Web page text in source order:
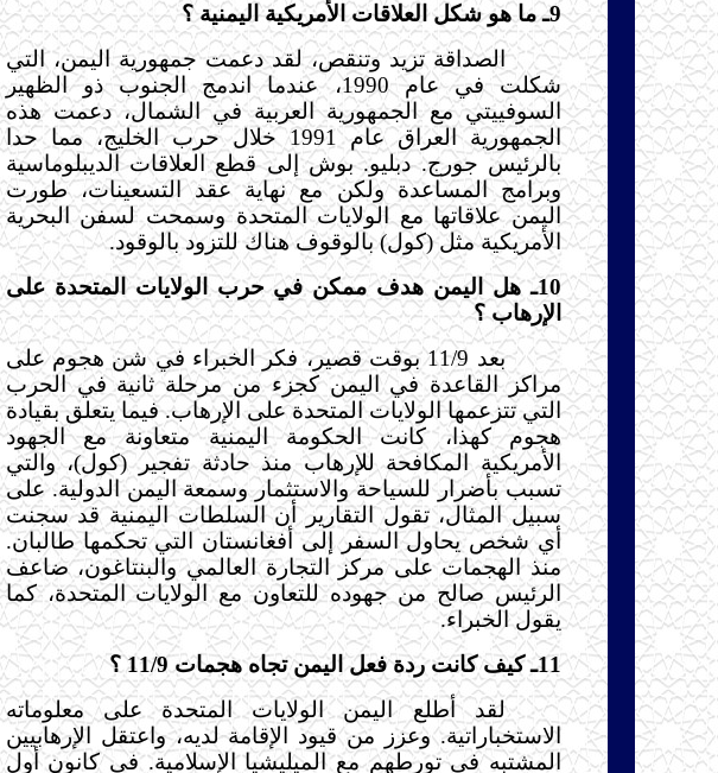
9ـ ما هو شكل العلاقات الأمريكية اليمنية ؟
الصداقة تزيد وتنقص، لقد دعمت جمهورية اليمن، التي
شكلت في عام 1990، عندما اندمج الجنوب ذو الظهير
السوفييتي مع الجمهورية العربية في الشمال، دعمت هذه
الجمهورية العراق عام 1991 خلال حرب الخليج، مما حدا
بالرئيس جورج. دبليو. بوش إلى قطع العلاقات الديبلوماسية
وبرامج المساعدة ولكن مع نهاية عقد التسعينات، طورت
اليمن علاقاتها مع الولايات المتحدة وسمحت لسفن البحرية
الأمريكية مثل (كول) بالوقوف هناك للتزود بالوقود.
10ـ هل اليمن هدف ممكن في حرب الولايات المتحدة على
الإرهاب ؟
بعد 11/9 بوقت قصير، فكر الخبراء في شن هجوم على
مراكز القاعدة في اليمن كجزء من مرحلة ثانية في الحرب
التي تتزعمها الولايات المتحدة على الإرهاب. فيما يتعلق بقيادة
هجوم كهذا، كانت الحكومة اليمنية متعاونة مع الجهود
الأمريكية المكافحة للإرهاب منذ حادثة تفجير (كول)، والتي
تسبب بأضرار للسياحة والاستثمار وسمعة اليمن الدولية. على
سبيل المثال، تقول التقارير أن السلطات اليمنية قد سجنت
أي شخص يحاول السفر إلى أفغانستان التي تحكمها طالبان.
منذ الهجمات على مركز التجارة العالمي والبنتاغون، ضاعف
الرئيس صالح من جهوده للتعاون مع الولايات المتحدة، كما
يقول الخبراء.
11ـ كيف كانت ردة فعل اليمن تجاه هجمات 11/9 ؟
لقد أطلع اليمن الولايات المتحدة على معلوماته
الاستخباراتية. وعزز من قيود الإقامة لديه، واعتقل الإرهابيين
المشتبه في تورطهم مع الميليشيا الإسلامية. في كانون أول